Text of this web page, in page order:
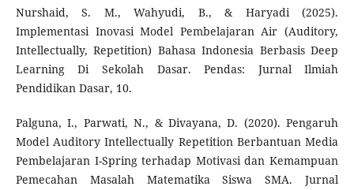
Nurshaid, S. M., Wahyudi, B., & Haryadi (2025).
Implementasi Inovasi Model Pembelajaran Air (Auditory,
Intellectually, Repetition) Bahasa Indonesia Berbasis Deep
Learning Di Sekolah Dasar. Pendas: Jurnal Ilmiah
Pendidikan Dasar, 10.
Palguna, I., Parwati, N., & Divayana, D. (2020). Pengaruh
Model Auditory Intellectually Repetition Berbantuan Media
Pembelajaran I-Spring terhadap Motivasi dan Kemampuan
Pemecahan Masalah Matematika Siswa SMA. Jurnal